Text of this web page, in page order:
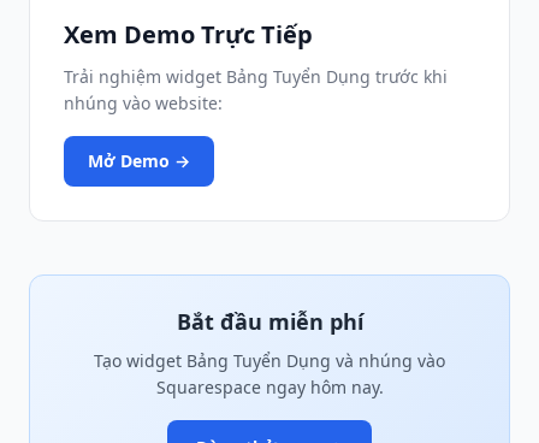
Xem Demo Trực Tiếp
Trải nghiệm widget Bảng Tuyển Dụng trước khi
nhúng vào website:
Mở Demo →
Bắt đầu miễn phí
Tạo widget Bảng Tuyển Dụng và nhúng vào
Squarespace ngay hôm nay.